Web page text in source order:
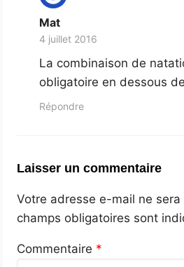
Mat
4 juillet 2016
La combinaison de
obligatoire en dessous
Répondre
Laisser un commentaire
Votre adresse e-mail ne sera
champs obligatoires sont
Commentaire *